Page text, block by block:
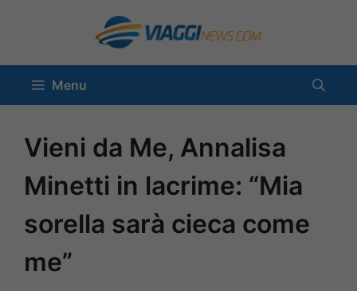
contenuto
Menu
Vieni da Me, Annalisa
Minetti in lacrime: “Mia
sorella sarà cieca come
me”